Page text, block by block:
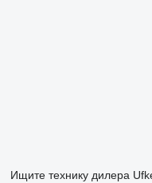
Ищите технику дилера